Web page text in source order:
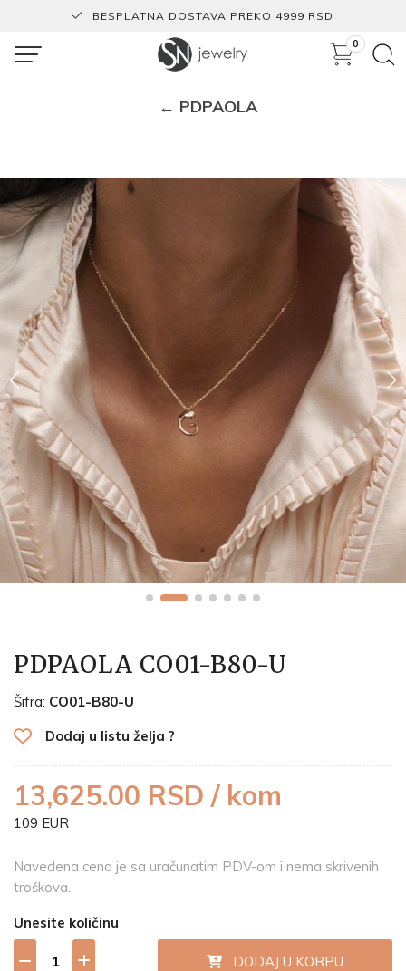
BESPLATNA DOSTAVA PREKO 4999 RSD
0
← PDPAOLA
PDPAOLA CO01-B80-U
Šifra: CO01-B80-U
Dodaj u listu želja ?
13,625.00 RSD / kom
109 EUR
Navedena cena je sa uračunatim PDV-om i nema skrivenih
troškova.
Unesite količinu
DODAJ U KORPU